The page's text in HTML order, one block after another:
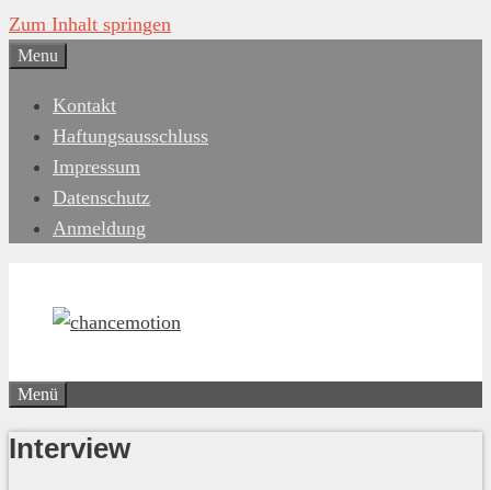
Zum Inhalt springen
Menu
Kontakt
Haftungsausschluss
Impressum
Datenschutz
Anmeldung
Menü
Interview